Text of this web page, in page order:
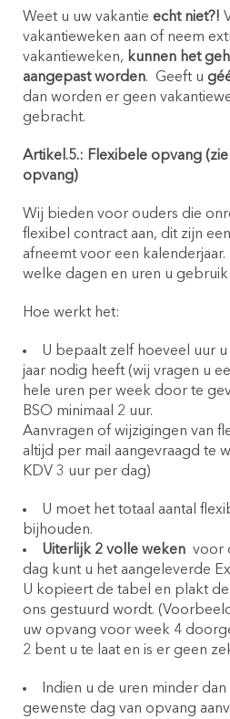
Weet u uw vakantie echt niet?!
vakantieweken aan of neem
vakantieweken, kunnen het
aangepast worden. Geeft u
dan worden er geen
gebracht.
Artikel.5.: Flexibele opvang
opvang)
Wij bieden voor ouders die
flexibel contract aan, dit zijn
afneemt voor een
welke dagen en uren u
Hoe werkt het:
U bepaalt zelf hoeveel uur
jaar nodig heeft (wij vragen u
hele uren per week door te
BSO minimaal 2 uur.
Aanvragen of wijzigingen van
altijd per mail aangevraagd te
KDV 3 uur per dag)
U moet het totaal aantal
bijhouden.
Uiterlijk 2 volle weken voor
dag kunt u het aangeleverde
U kopieert de tabel en plakt
ons gestuurd wordt.
uw opvang voor week 4
2 bent u te laat en is er geen
Indien u de uren minder
gewenste dag van opvang
Inschrijven